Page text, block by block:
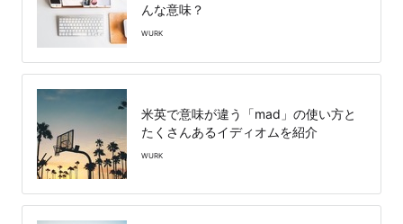
んな意味？
WURK
米英で意味が違う「mad」の使い方と
たくさんあるイディオムを紹介
WURK